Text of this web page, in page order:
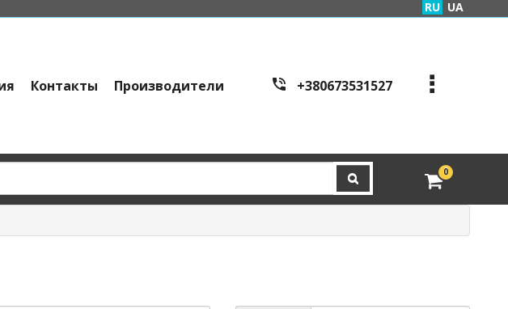
RU UA
Контакты Производители
+380673531527
edveri.kyiv@gmail.com
Режим работы c
tre:
я 2Б (вход со стороны у
0